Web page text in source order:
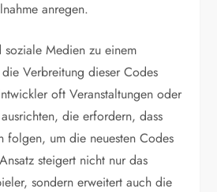
anregen.
soziale Medien zu einem
Verbreitung dieser Codes
oft Veranstaltungen oder
die erfordern, dass
folgen, um die neuesten Codes
steigert nicht nur das
sondern erweitert auch die